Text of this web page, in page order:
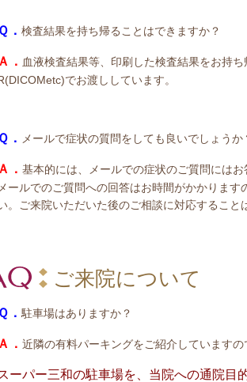
Ｑ． 検査結果を持ち帰ることはできますか？
Ａ． 血液検査結果等、印刷した検査結果をお持
でお渡ししています。
Ｑ． メールで症状の質問をしても良いでしょうか
Ａ． 基本的には、メールでの症状のご質問には
メールでのご質問への回答はお時間がかかりま
。ご来院いただいた後のご相談に対応すること
ご来院について
Ｑ． 駐車場はありますか？
Ａ． 近隣の有料パーキングをご紹介していますの
ーパー三和の駐車場を、当院への通院目